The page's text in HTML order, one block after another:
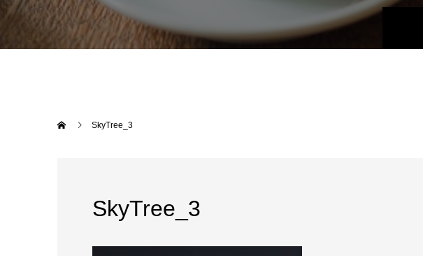
SkyTree_3
SkyTree_3